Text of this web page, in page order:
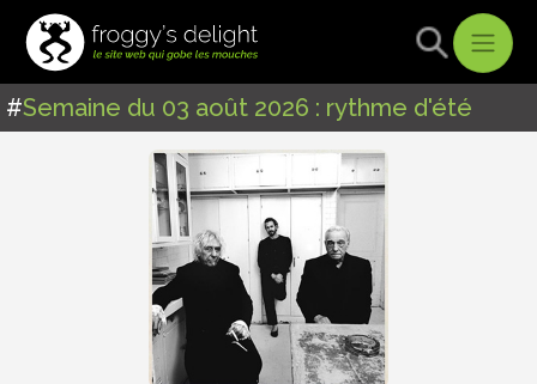
#Semaine du 03 août 2026 : rythme d'été